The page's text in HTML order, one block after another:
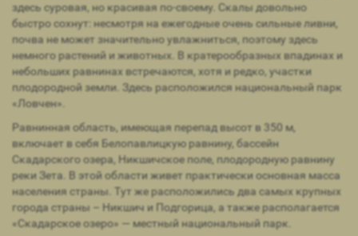
здесь суровая, но красивая по-своему. Скалы довольно
быстро сохнут: несмотря на ежегодные очень сильные ливни,
почва не может значительно увлажниться, поэтому здесь
немного растений и животных. В кратерообразных впадинах и
небольших равнинах встречаются, хотя и редко, участки
плодородной земли. Здесь расположился национальный парк
«Ловчен».
Равнинная область, имеющая перепад высот в 350 м,
включает в себя Белопавлицкую равнину, бассейн
Скадарского озера, Никшичское поле, плодородную равнину
реки Зета. В этой области живет практически основная масса
населения страны. Тут же расположились два самых крупных
города страны – Никшич и Подгорица, а также располагается
«Скадарское озеро» — местный национальный парк.